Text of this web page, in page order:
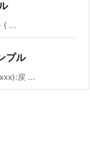
{ ...
プル
戻 ...